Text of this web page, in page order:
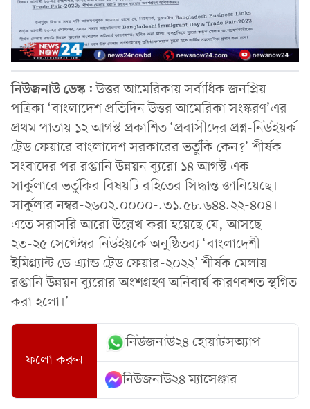
নিউজনাউ ডেস্ক:উত্তর আমেরিকায় সর্বাধিক জনপ্রিয়
পত্রিকা ‘বাংলাদেশ প্রতিদিন উত্তর আমেরিকা সংস্করণ’এর
প্রথম পাতায় ১২ আগস্ট প্রকাশিত ‘প্রবাসীদের প্রশ্ন-নিউইয়র্ক
ট্রেড ফেয়ারে বাংলাদেশ সরকারের ভর্তুকি কেন?’ শীর্ষক
সংবাদের পর রপ্তানি উন্নয়ন ব্যুরো ১৪ আগস্ট এক
সার্কুলারে ভর্তুকির বিষয়টি রহিতের সিদ্ধান্ত জানিয়েছে।
সার্কুলার নম্বর-২৬০২.০০০০-.৩১.৫৮.৬৪৪.২২-৪০৪।
এতে সরাসরি আরো উল্লেখ করা হয়েছে যে, আসছে
২৩-২৫ সেপ্টেম্বর নিউইয়র্কে অনুষ্ঠিতব্য ‘বাংলাদেশী
ইমিগ্র্যান্ট ডে এ্যান্ড ট্রেড ফেয়ার-২০২২’ শীর্ষক মেলায়
রপ্তানি উন্নয়ন ব্যুরোর অংশগ্রহণ অনিবার্য কারণবশত স্থগিত
করা হলো।’
ফলো করুন
নিউজনাউ২৪ হোয়াটসঅ্যাপ
নিউজনাউ২৪ ম্যাসেঞ্জার